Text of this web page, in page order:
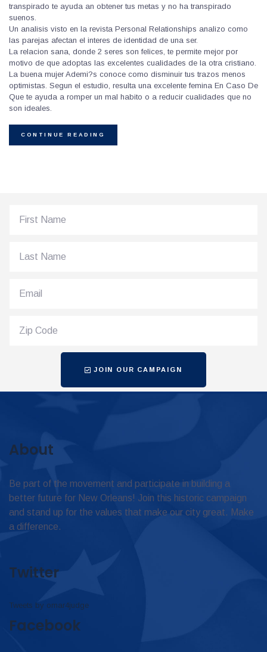
transpirado te ayuda an obtener tus metas y no ha transpirado
suenos.
Un analisis visto en la revista Personal Relationships analizo como
las parejas afectan el interes de identidad de una ser.
La relacion sana, donde 2 seres son felices, te permite mejor por
motivo de que adoptas las excelentes cualidades de la otra cristiano.
La buena mujer Ademi?s conoce como disminuir tus trazos menos
optimistas. Segun el estudio, resulta una excelente femina En Caso De
Que te ayuda a romper un mal habito o a reducir cualidades que no
son ideales.
CONTINUE READING
JOIN OUR CAMPAIGN
About
Be part of the movement and participate in building a
better future for New Orleans! Join this historic campaign
and stand up for the values that make our city great. Make
a difference.
Twitter
Tweets by omar4judge
Facebook